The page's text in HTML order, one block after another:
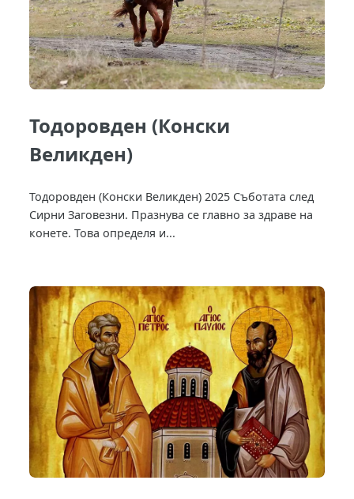
Тодоровден (Конски
Великден)
Тодоровден (Конски Великден) 2025 Съботата след
Сирни Заговезни. Празнува се главно за здраве на
конете. Това определя и...